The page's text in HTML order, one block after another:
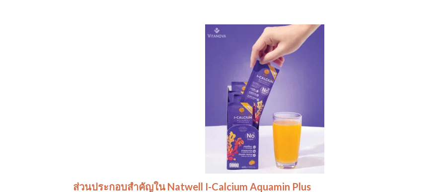
ส่วนประกอบสำคัญใน Natwell I-Calcium Aquamin Plus